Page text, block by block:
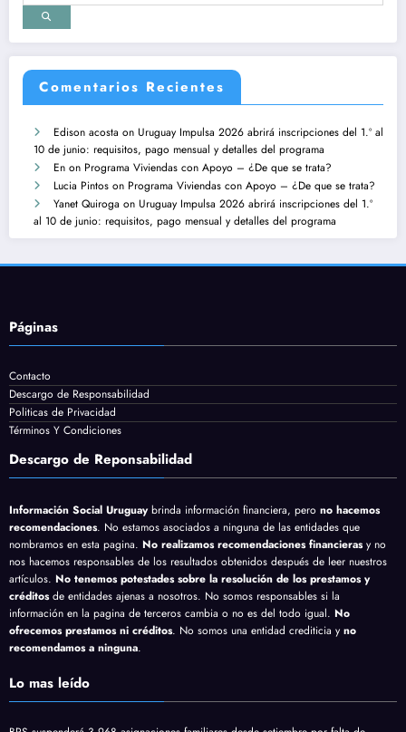
Comentarios Recientes
Edison acosta on Uruguay Impulsa 2026 abrirá inscripciones del 1.º al
10 de junio: requisitos, pago mensual y detalles del programa
En on Programa Viviendas con Apoyo – ¿De que se trata?
Lucia Pintos on Programa Viviendas con Apoyo – ¿De que se trata?
Yanet Quiroga on Uruguay Impulsa 2026 abrirá inscripciones del 1.º
al 10 de junio: requisitos, pago mensual y detalles del programa
Páginas
Contacto
Descargo de Responsabilidad
Politicas de Privacidad
Términos Y Condiciones
Descargo de Reponsabilidad
Información Social Uruguaybrinda información financiera, pero no hacemos
recomendaciones. No estamos asociados a ninguna de las entidades que
nombramos en esta pagina. No realizamos recomendaciones financierasy no
nos hacemos responsables de los resultados obtenidos después de leer nuestros
artículos. No tenemos potestades sobre la resolución de los prestamos y
créditosde entidades ajenas a nosotros. No somos responsables si la
información en la pagina de terceros cambia o no es del todo igual. No
ofrecemos prestamos ni créditos. No somos una entidad crediticia y no
recomendamos a ninguna.
Lo mas leído